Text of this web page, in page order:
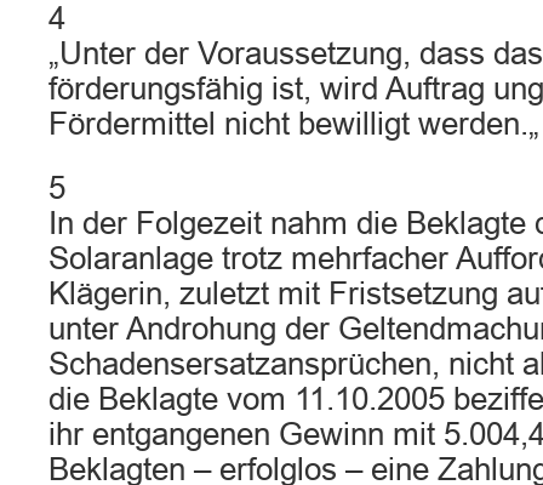
4
„Unter der Voraussetzung, dass
förderungsfähig ist, wird Auftrag
Fördermittel nicht bewilligt werden.„
5
In der Folgezeit nahm die Beklagte
Solaranlage trotz mehrfacher
Klägerin, zuletzt mit Fristsetzung
unter Androhung der
Schadensersatzansprüchen, nicht
die Beklagte vom 11.10.2005
ihr entgangenen Gewinn mit
Beklagten – erfolglos – eine